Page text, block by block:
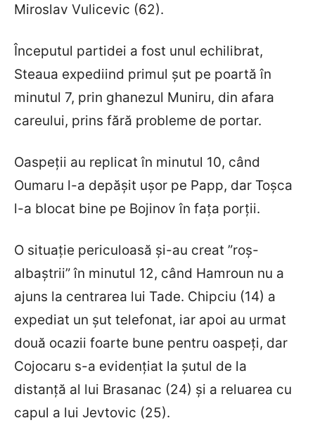
Miroslav Vulicevic (62).
Începutul partidei a fost unul echilibrat,
Steaua expediind primul șut pe poartă în
minutul 7, prin ghanezul Muniru, din afara
careului, prins fără probleme de portar.
Oaspeții au replicat în minutul 10, când
Oumaru l-a depășit ușor pe Papp, dar Toșca
l-a blocat bine pe Bojinov în fața porții.
O situație periculoasă și-au creat ”roș-
albaștrii” în minutul 12, când Hamroun nu a
ajuns la centrarea lui Tade. Chipciu (14) a
expediat un șut telefonat, iar apoi au urmat
două ocazii foarte bune pentru oaspeți, dar
Cojocaru s-a evidențiat la șutul de la
distanță al lui Brasanac (24) și a reluarea cu
capul a lui Jevtovic (25).